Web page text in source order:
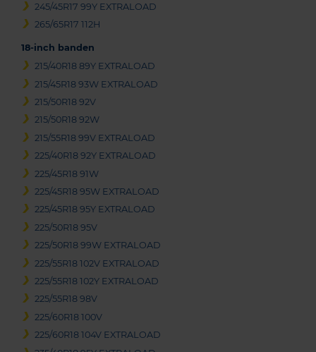
245/45R17 99Y EXTRALOAD
265/65R17 112H
18-inch banden
215/40R18 89Y EXTRALOAD
215/45R18 93W EXTRALOAD
215/50R18 92V
215/50R18 92W
215/55R18 99V EXTRALOAD
225/40R18 92Y EXTRALOAD
225/45R18 91W
225/45R18 95W EXTRALOAD
225/45R18 95Y EXTRALOAD
225/50R18 95V
225/50R18 99W EXTRALOAD
225/55R18 102V EXTRALOAD
225/55R18 102Y EXTRALOAD
225/55R18 98V
225/60R18 100V
225/60R18 104V EXTRALOAD